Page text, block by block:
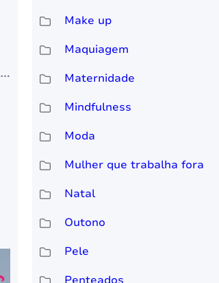
Make up
Maquiagem
Maternidade
Mindfulness
Moda
Mulher que trabalha fora
Natal
Outono
Pele